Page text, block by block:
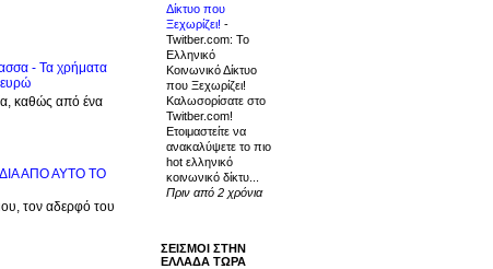
- Τα χρήματα
ευρώ
καθώς από ένα
ΑΠΟ ΑΥΤΟ ΤΟ
τον αδερφό του
Δίκτυο που
Ξεχωρίζει! -
Twitber.com: Το
Ελληνικό
Κοινωνικό Δίκτυο
που Ξεχωρίζει!
Καλωσορίσατε στο
Twitber.com!
Ετοιμαστείτε να
ανακαλύψετε το πιο
hot ελληνικό
κοινωνικό δίκτυ...
Πριν από 2 χρόνια
ΣΕΙΣΜΟΙ ΣΤΗΝ
ΕΛΛΑΔΑ ΤΩΡΑ